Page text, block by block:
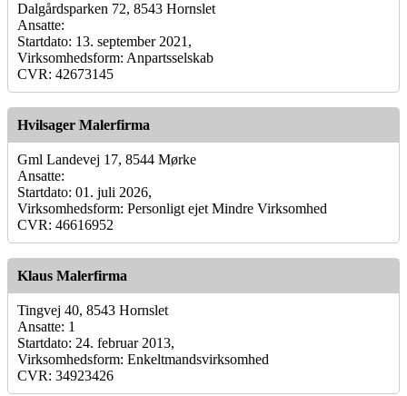
Dalgårdsparken 72, 8543 Hornslet
Ansatte:
Startdato: 13. september 2021,
Virksomhedsform: Anpartsselskab
CVR: 42673145
Hvilsager Malerfirma
Gml Landevej 17, 8544 Mørke
Ansatte:
Startdato: 01. juli 2026,
Virksomhedsform: Personligt ejet Mindre Virksomhed
CVR: 46616952
Klaus Malerfirma
Tingvej 40, 8543 Hornslet
Ansatte: 1
Startdato: 24. februar 2013,
Virksomhedsform: Enkeltmandsvirksomhed
CVR: 34923426